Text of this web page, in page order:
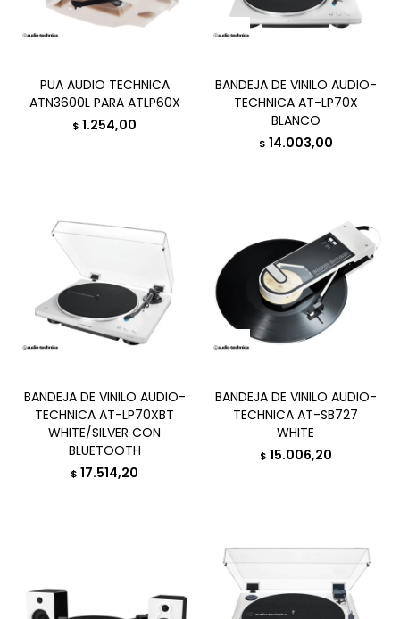
PUA AUDIO TECHNICA
ATN3600L PARA ATLP60X
$ 1.254,00
BANDEJA DE VINILO AUDIO-
TECHNICA AT-LP70X
BLANCO
$ 14.003,00
BANDEJA DE VINILO AUDIO-
TECHNICA AT-LP70XBT
WHITE/SILVER CON
BLUETOOTH
$ 17.514,20
BANDEJA DE VINILO AUDIO-
TECHNICA AT-SB727
WHITE
$ 15.006,20